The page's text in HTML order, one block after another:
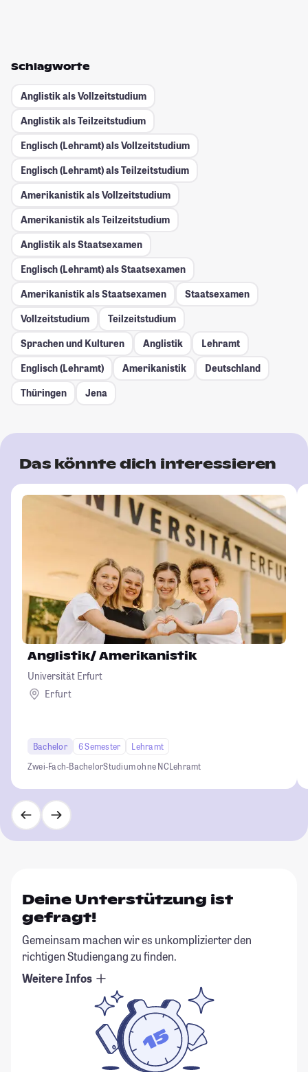
Schlagworte
Anglistik als Vollzeitstudium
Anglistik als Teilzeitstudium
Englisch (Lehramt) als Vollzeitstudium
Englisch (Lehramt) als Teilzeitstudium
Amerikanistik als Vollzeitstudium
Amerikanistik als Teilzeitstudium
Anglistik als Staatsexamen
Englisch (Lehramt) als Staatsexamen
Amerikanistik als Staatsexamen
Staatsexamen
Vollzeitstudium
Teilzeitstudium
Sprachen und Kulturen
Anglistik
Lehramt
Englisch (Lehramt)
Amerikanistik
Deutschland
Thüringen
Jena
Das könnte dich interessieren
Anglistik/ Amerikanistik
Universität Erfurt
Erfurt
Bachelor 6 Semester
Lehramt
Zwei-Fach-BachelorStudium ohne NCLehramt
Deine Unterstützung ist
gefragt!
Gemeinsam machen wir es unkomplizierter den
richtigen Studiengang zu finden.
Weitere Infos